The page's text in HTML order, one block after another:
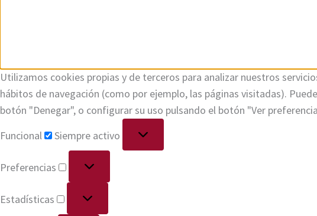
Utilizamos cookies propias y de terceros para analizar nuestros
hábitos de navegación (como por ejemplo, las páginas visitadas).
botón "Denegar", o configurar su uso pulsando el botón "Ver
Funcional
Siempre activo
Preferencias
Estadísticas